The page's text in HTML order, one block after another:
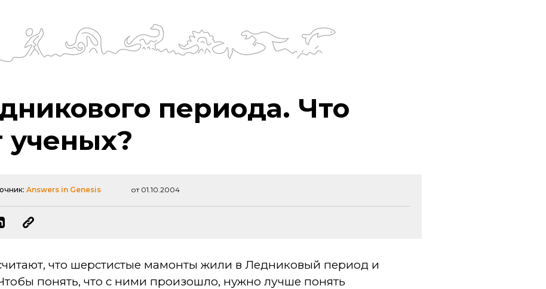
периода. Что
ученых?
Answers in Genesis от 01.10.2004
что шерстистые мамонты жили в Ледниковый период и
понять, что с ними произошло, нужно лучше понять